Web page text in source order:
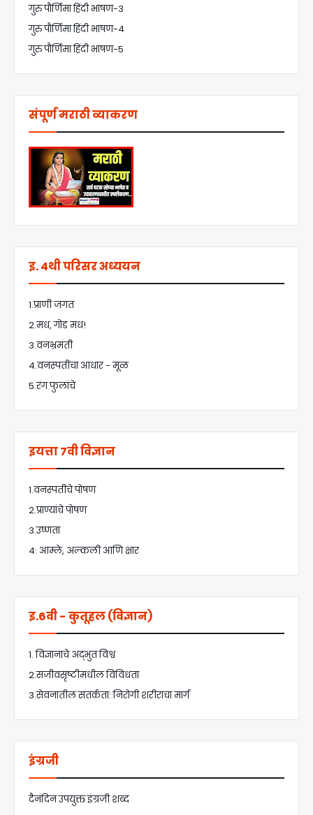
गुरु पौर्णिमा हिंदी भाषण-3
गुरु पौर्णिमा हिंदी भाषण-4
गुरु पौर्णिमा हिंदी भाषण-5
संपूर्ण मराठी व्याकरण
इ. 4थी परिसर अध्ययन
1.प्राणी जगत
2.मध, गोड मध!
3.वनभ्रमंती
4.वनस्पतींचा आधार - मूळ
5.रंग फुलांचे
इयत्ता 7वी विज्ञान
1.वनस्पतींचे पोषण
2.प्राण्यांचे पोषण
3.उष्णता
4: आम्ले, अल्कली आणि क्षार
इ.6वी - कुतूहल (विज्ञान)
1. विज्ञानाचे अद्भुत विश्व
2.सजीवसृष्टीमधील विविधता
3.सेवनातील सतर्कता: निरोगी शरीराचा मार्ग
इंग्रजी
दैनंदिन उपयुक्त इंग्रजी शब्द